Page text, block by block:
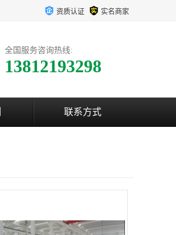
资质认证 实名商家
全国服务咨询热线:
13812193298
联系方式